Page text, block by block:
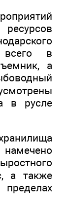
всего в
а
в русле
а также